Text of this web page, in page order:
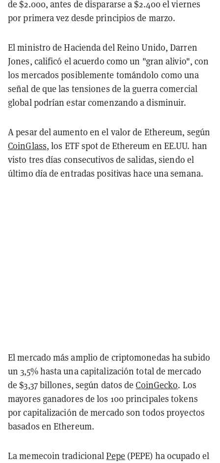
de $2.000, antes de dispararse a $2.400 el viernes
por primera vez desde principios de marzo.
El ministro de Hacienda del Reino Unido, Darren
Jones, calificó el acuerdo como un "gran alivio", con
los mercados posiblemente tomándolo como una
señal de que las tensiones de la guerra comercial
global podrían estar comenzando a disminuir.
A pesar del aumento en el valor de Ethereum, según
CoinGlass, los ETF spot de Ethereum en EE.UU. han
visto tres días consecutivos de salidas, siendo el
último día de entradas positivas hace una semana.
El mercado más amplio de criptomonedas ha subido
un 3,5% hasta una capitalización total de mercado
de $3,37 billones, según datos deCoinGecko. Los
mayores ganadores de los 100 principales tokens
por capitalización de mercado son todos proyectos
basados en Ethereum.
La memecoin tradicionalPepe (PEPE) ha ocupado el